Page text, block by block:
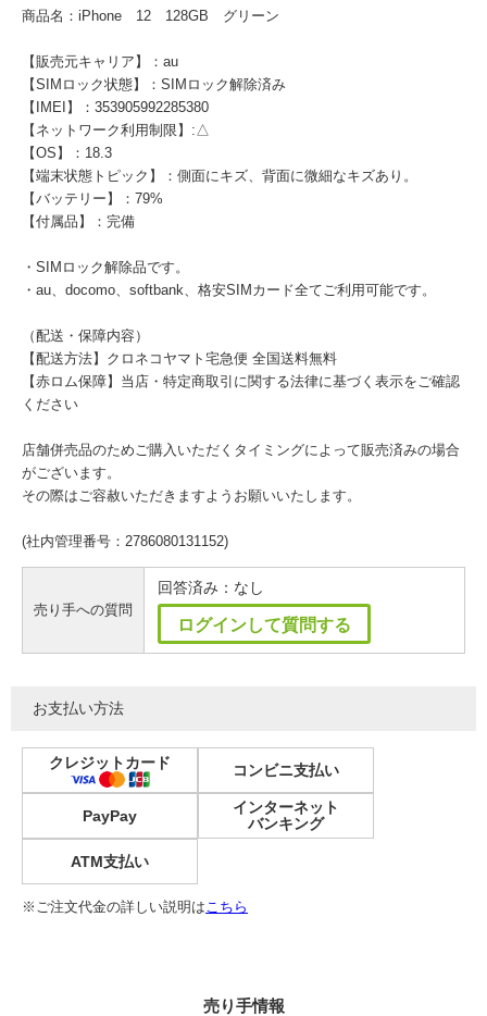
商品名：iPhone 12 128GB グリーン
【販売元キャリア】：au
【SIMロック状態】：SIMロック解除済み
【IMEI】：353905992285380
【ネットワーク利用制限】:△
【OS】：18.3
【端末状態トピック】：側面にキズ、背面に微細なキズあり。
【バッテリー】：79%
【付属品】：完備
・SIMロック解除品です。
・au、docomo、softbank、格安SIMカード全てご利用可能です。
（配送・保障内容）
【配送方法】クロネコヤマト宅急便 全国送料無料
【赤ロム保障】当店・特定商取引に関する法律に基づく表示をご確認
ください
店舗併売品のためご購入いただくタイミングによって販売済みの場合
がございます。
その際はご容赦いただきますようお願いいたします。
(社内管理番号：2786080131152)
売り手への質問
回答済み：なし
ログインして質問する
お支払い方法
クレジットカード コンビニ支払い
PayPay
インターネット
バンキング
ATM支払い
※ご注文代金の詳しい説明はこちら
売り手情報